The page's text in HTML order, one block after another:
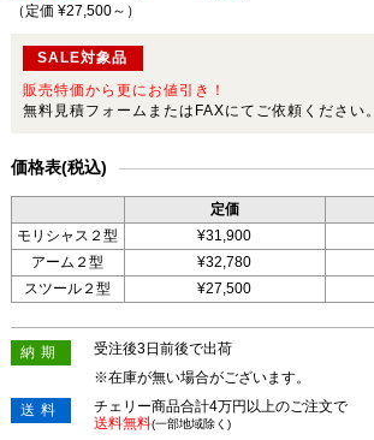
（定価 ¥27,500～ ）
SALE対象品
販売特価から更にお値引き！
無料見積フォームまたはFAXにてご依頼ください。
価格表(税込)
定価
モリシャス２型
¥31,900
アーム２型
¥32,780
スツール２型
¥27,500
納期
受注後3日前後で出荷
※在庫が無い場合がございます。
送料
チェリー商品合計4万円以上のご注文で
送料無料(一部地域除く)